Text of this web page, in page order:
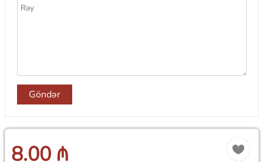
Göndər
8.00 ₼